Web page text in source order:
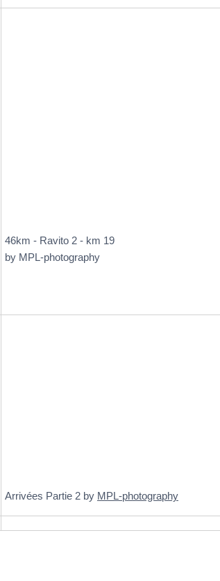
46km - Ravito 2 - km 19
by MPL-photography
Arrivées Partie 2 by MPL-photography